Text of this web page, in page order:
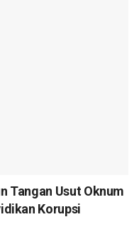
Tangan Usut Oknum
Korupsi